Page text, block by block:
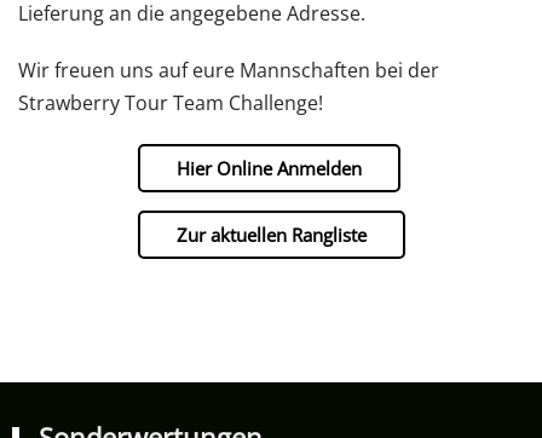
Lieferung an die angegebene Adresse.
Wir freuen uns auf eure Mannschaften bei der
Strawberry Tour Team Challenge!
Hier Online Anmelden
Zur aktuellen Rangliste